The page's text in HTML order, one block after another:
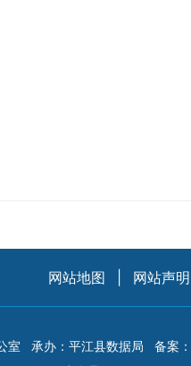
网站地图 网站声明
室 承办：平江县数据局 备案：